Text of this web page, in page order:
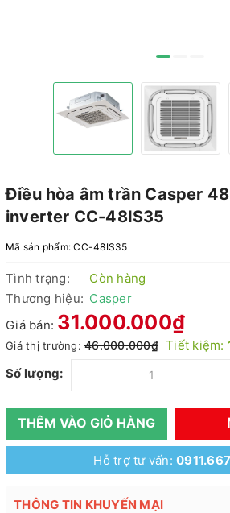
Điều hòa âm trần Casper
inverter CC-48IS35
Mã sản phẩm:CC-48IS35
Tình trạng:
Còn hàng
Thương hiệu: Casper
Giá bán: 31.000.000₫
Giá thị trường: 46.000.000₫ Tiết kiệm:
Số lượng:
THÊM VÀO GIỎ HÀNG
Hỗ trợ tư vấn:
THÔNG TIN KHUYẾN MẠI